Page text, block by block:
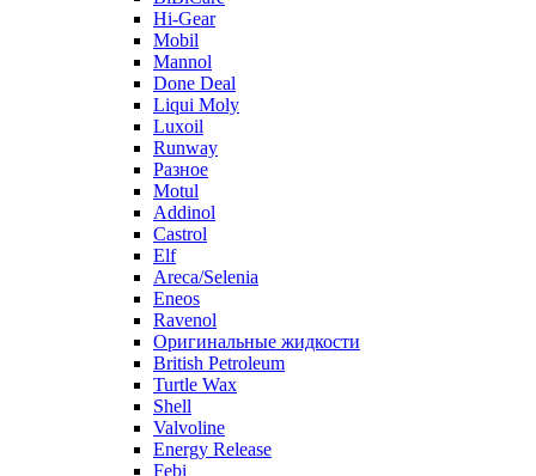
Hi-Gear
Mobil
Mannol
Done Deal
Liqui Moly
Luxoil
Runway
Разное
Motul
Addinol
Castrol
Elf
Areca/Selenia
Eneos
Ravenol
Оригинальные жидкости
British Petroleum
Turtle Wax
Shell
Valvoline
Energy Release
Febi